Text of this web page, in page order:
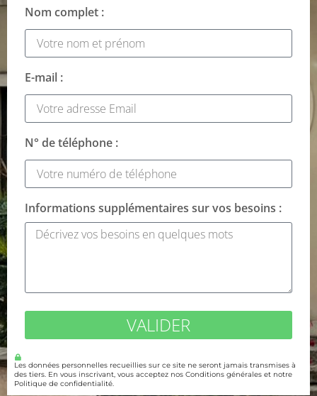
Nom complet :
E-mail :
N° de téléphone :
Informations supplémentaires sur vos besoins :
VALIDER
Les données personnelles recueillies sur ce site ne seront jamais transmises à
des tiers. En vous inscrivant, vous acceptez nos Conditions générales et notre
Politique de confidentialité.